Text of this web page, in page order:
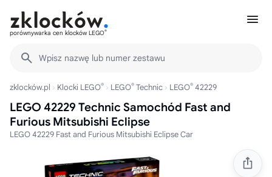
porównywarka cen klocków LEGO®
Wpisz nazwę lub numer zestawu
zklocków.pl Klocki LEGO® LEGO® Technic LEGO® 42229
LEGO 42229 Technic Samochód Fast and
Furious Mitsubishi Eclipse
LEGO 42229 Fast and Furious Mitsubishi Eclipse Car